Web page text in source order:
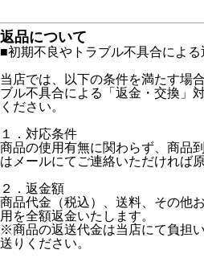
返品について
■初期不良やトラブル不具合による
当店では、以下の条件を満たす場
ブル不具合による「返金・交換」
ください。
１．対応条件
商品の使用有無に関わらず、商品
はメールにてご連絡いただければ
２．返金額
商品代金（税込）、送料、その他
用を全額返金いたします。
※商品の返送代金は当店にて負担
送りください。